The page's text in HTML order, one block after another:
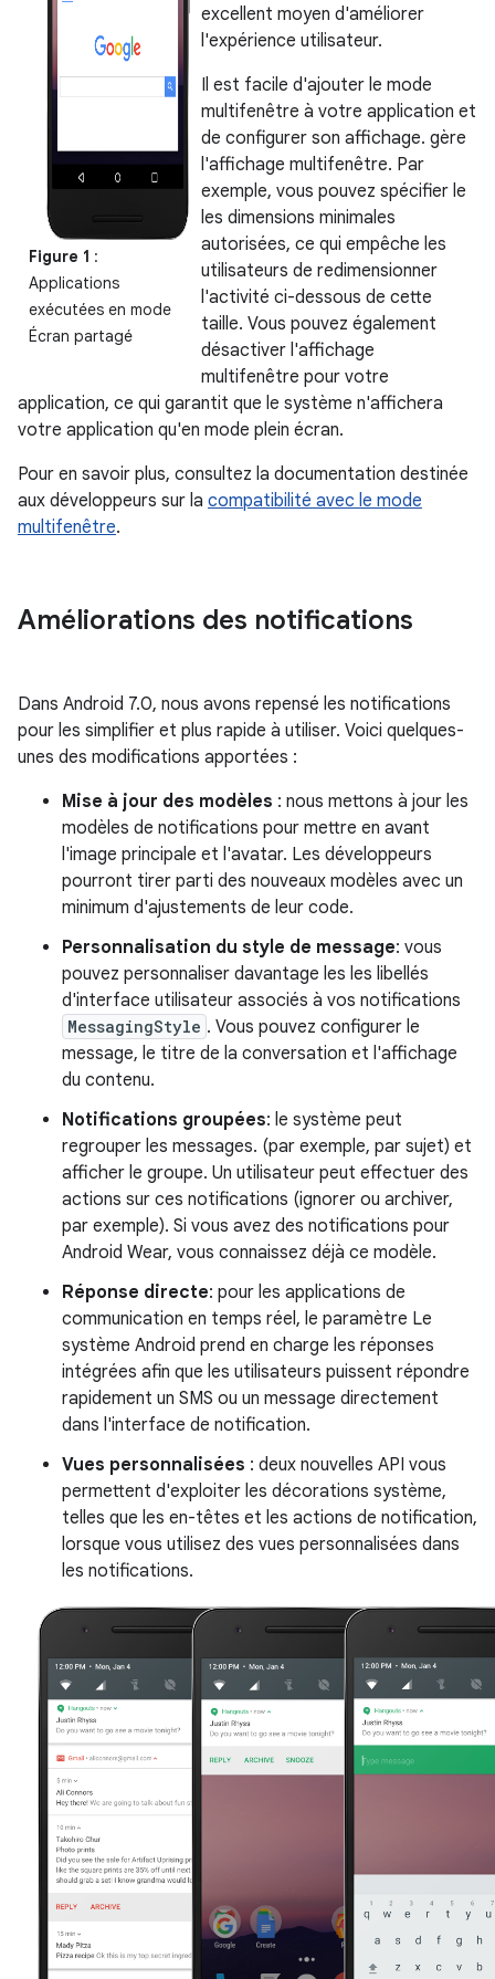
Figure 1 :
Applications
exécutées en mode
Écran partagé
excellent moyen d'améliorer
l'expérience utilisateur.
Il est facile d'ajouter le mode
multifenêtre à votre application et
de configurer son affichage. gère
l'affichage multifenêtre. Par
exemple, vous pouvez spécifier le
les dimensions minimales
autorisées, ce qui empêche les
utilisateurs de redimensionner
l'activité ci-dessous de cette
taille. Vous pouvez également
désactiver l'affichage
multifenêtre pour votre
application, ce qui garantit que le système n'affichera
votre application qu'en mode plein écran.
Pour en savoir plus, consultez la documentation destinée
aux développeurs sur la compatibilité avec le mode
multifenêtre.
Améliorations des notifications
Dans Android 7.0, nous avons repensé les notifications
pour les simplifier et plus rapide à utiliser. Voici quelques-
unes des modifications apportées :
Mise à jour des modèles : nous mettons à jour les
modèles de notifications pour mettre en avant
l'image principale et l'avatar. Les développeurs
pourront tirer parti des nouveaux modèles avec un
minimum d'ajustements de leur code.
Personnalisation du style de message: vous
pouvez personnaliser davantage les les libellés
d'interface utilisateur associés à vos notifications
MessagingStyle . Vous pouvez configurer le
message, le titre de la conversation et l'affichage
du contenu.
Notifications groupées: le système peut
regrouper les messages. (par exemple, par sujet) et
afficher le groupe. Un utilisateur peut effectuer des
actions sur ces notifications (ignorer ou archiver,
par exemple). Si vous avez des notifications pour
Android Wear, vous connaissez déjà ce modèle.
Réponse directe: pour les applications de
communication en temps réel, le paramètre Le
système Android prend en charge les réponses
intégrées afin que les utilisateurs puissent répondre
rapidement un SMS ou un message directement
dans l'interface de notification.
Vues personnalisées : deux nouvelles API vous
permettent d'exploiter les décorations système,
telles que les en-têtes et les actions de notification,
lorsque vous utilisez des vues personnalisées dans
les notifications.